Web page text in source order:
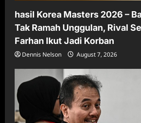
hasil Korea Masters 2026 –
Tak Ramah Unggulan, Rival
Farhan Ikut Jadi Korban
Dennis Nelson August 7, 2026